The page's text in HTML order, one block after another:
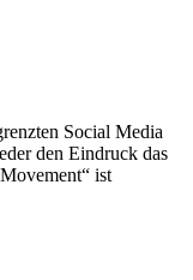
Social Media
den Eindruck das
ist